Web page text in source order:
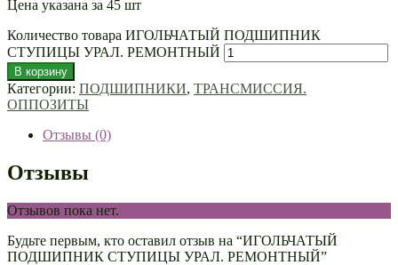
Цена указана за 45 шт
Количество товара ИГОЛЬЧАТЫЙ ПОДШИПНИК
СТУПИЦЫ УРАЛ. РЕМОНТНЫЙ
В корзину
Категории: ПОДШИПНИКИ, ТРАНСМИССИЯ.
ОППОЗИТЫ
Отзывы (0)
Отзывы
Отзывов пока нет.
Будьте первым, кто оставил отзыв на “ИГОЛЬЧАТЫЙ
ПОДШИПНИК СТУПИЦЫ УРАЛ. РЕМОНТНЫЙ”